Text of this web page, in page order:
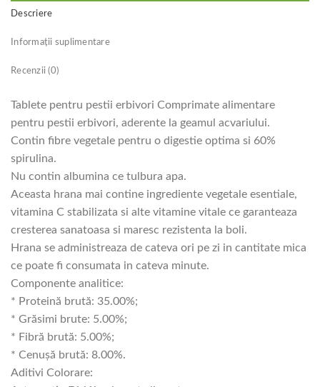
Descriere
Informații suplimentare
Recenzii (0)
Tablete pentru pestii erbivori Comprimate alimentare
pentru pestii erbivori, aderente la geamul acvariului.
Contin fibre vegetale pentru o digestie optima si 60%
spirulina.
Nu contin albumina ce tulbura apa.
Aceasta hrana mai contine ingrediente vegetale esentiale,
vitamina C stabilizata si alte vitamine vitale ce garanteaza
cresterea sanatoasa si maresc rezistenta la boli.
Hrana se administreaza de cateva ori pe zi in cantitate mica
ce poate fi consumata in cateva minute.
Componente analitice:
* Proteină brută: 35.00%;
* Grăsimi brute: 5.00%;
* Fibră brută: 5.00%;
* Cenușă brută: 8.00%.
Aditivi Colorare: